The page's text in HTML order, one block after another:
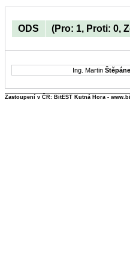
ODS (Pro: 1, Proti: 0,
Ing. Martin
Zastoupení v ČR: BitEST Kutná Hora -